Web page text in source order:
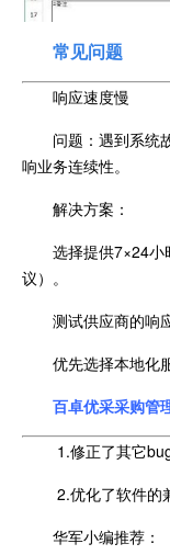
常见问题
响应速度慢
问题：遇到系统
响业务连续性。
解决方案：
选择提供7×24小
议）。
测试供应商的响
优先选择本地化
百卓优采采购管
1.修正了其它
2.优化了软件的
华军小编推荐：